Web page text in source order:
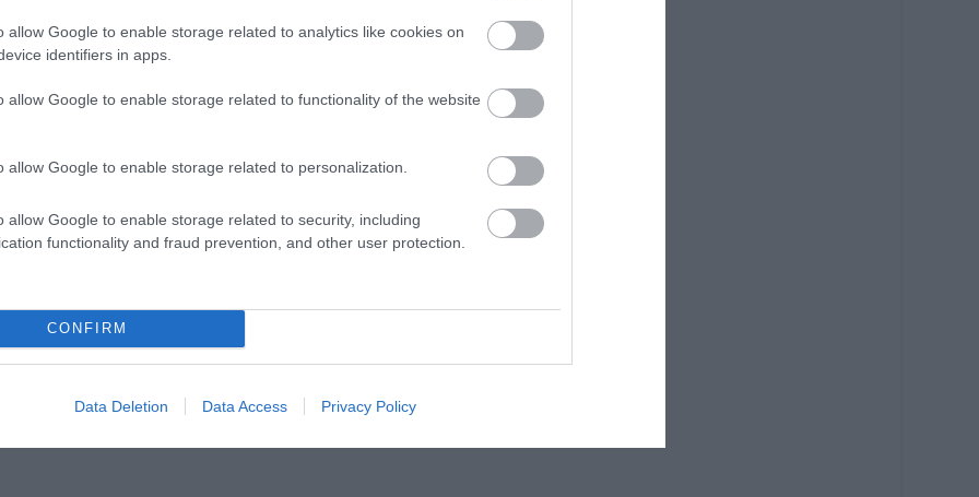
allow Google to enable storage related to analytics like cookies on
identifiers in apps.
allow Google to enable storage related to functionality of the website
allow Google to enable storage related to personalization.
allow Google to enable storage related to security, including
functionality and fraud prevention, and other user protection.
CONFIRM
Data Deletion Data Access Privacy Policy
örökítőanyaga 89%-ban megegyezett az agávé DNS-
mérgező, ezért lehet az, hogy csak